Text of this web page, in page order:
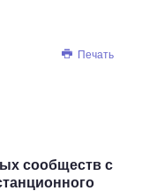
Печать
сообществ с